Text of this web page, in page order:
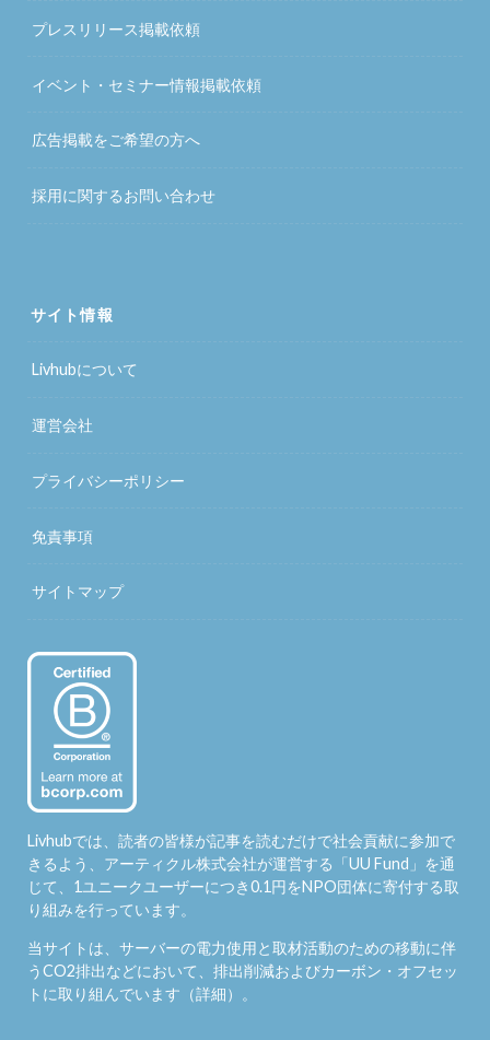
プレスリリース掲載依頼
イベント・セミナー情報掲載依頼
広告掲載をご希望の方へ
採用に関するお問い合わせ
サイト情報
Livhubについて
運営会社
プライバシーポリシー
免責事項
サイトマップ
Livhubでは、読者の皆様が記事を読むだけで社会貢献に参加で
きるよう、アーティクル株式会社が運営する「UU Fund 」を通
じて、1ユニークユーザーにつき0.1円をNPO団体に寄付する取
り組みを行っています。
当サイトは、サーバーの電力使用と取材活動のための移動に伴
うCO2排出などにおいて、排出削減およびカーボン・オフセッ
トに取り組んでいます（詳細）。